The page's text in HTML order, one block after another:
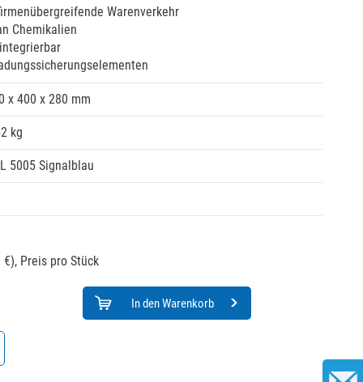
Warenverkehr
Chemikalien
x 400 x 280 mm
kg
5005 Signalblau
€), Preis pro Stück
In den Warenkorb